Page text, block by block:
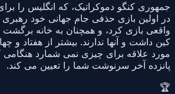
جمهوری کنگو دموکراتیک، که انگلیس را
در اولین بازی حذفی جام جهانی خود رهبری
واقعی بازی کرد، و همچنان به خانه برگشت
کین داشت و آنها ندارند. بیشتر از هفتاد و
مورد علاقه برای چیزی نمی شمارد
پانزده آخر سرنوشت شما را تعیین می کند.
🏆